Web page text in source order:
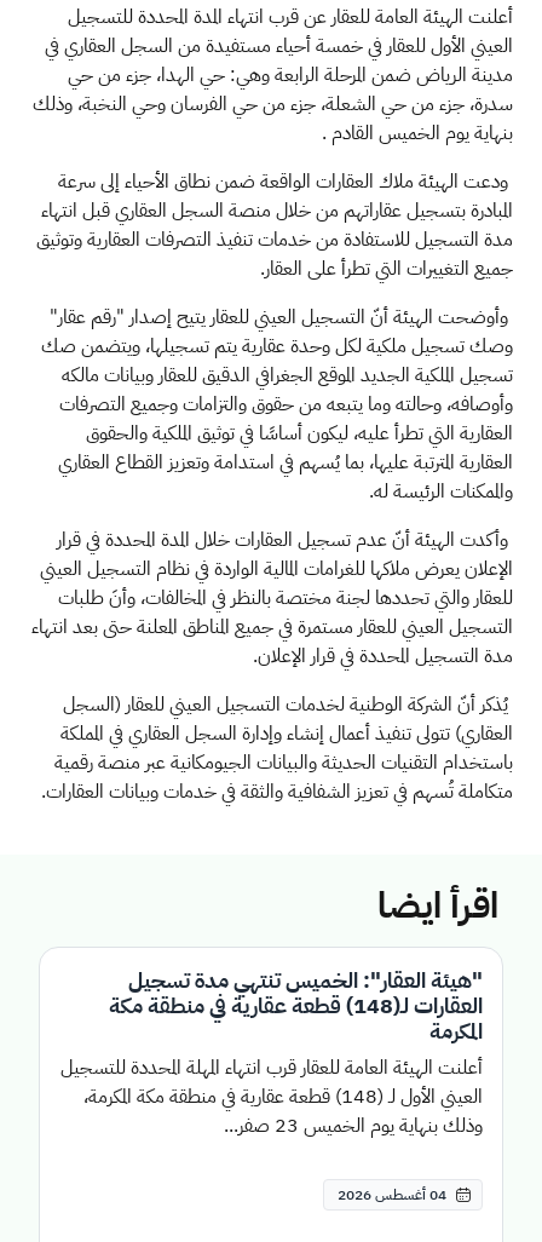
أعلنت الهيئة العامة للعقار عن قرب انتهاء المدة المحددة للتسجيل
العيني الأول للعقار في خمسة أحياء مستفيدة من السجل العقاري في
مدينة الرياض ضمن المرحلة الرابعة وهي: حي الهدا، جزء من حي
سدرة، جزء من حي الشعلة، جزء من حي الفرسان وحي النخبة، وذلك
بنهاية يوم الخميس القادم .
ودعت الهيئة ملاك العقارات الواقعة ضمن نطاق الأحياء إلى سرعة
المبادرة بتسجيل عقاراتهم من خلال منصة السجل العقاري قبل انتهاء
مدة التسجيل للاستفادة من خدمات تنفيذ التصرفات العقارية وتوثيق
جميع التغييرات التي تطرأ على العقار.
وأوضحت الهيئة أنّ التسجيل العيني للعقار يتيح إصدار "رقم عقار"
وصك تسجيل ملكية لكل وحدة عقارية يتم تسجيلها، ويتضمن صك
تسجيل الملكية الجديد الموقع الجغرافي الدقيق للعقار وبيانات مالكه
وأوصافه، وحالته وما يتبعه من حقوق والتزامات وجميع التصرفات
العقارية التي تطرأ عليه، ليكون أساسًا في توثيق الملكية والحقوق
العقارية المترتبة عليها، بما يُسهم في استدامة وتعزيز القطاع العقاري
والممكنات الرئيسة له.
وأكدت الهيئة أنّ عدم تسجيل العقارات خلال المدة المحددة في قرار
الإعلان يعرض ملاكها للغرامات المالية الواردة في نظام التسجيل العيني
للعقار والتي تحددها لجنة مختصة بالنظر في المخالفات، وأنَ طلبات
التسجيل العيني للعقار مستمرة في جميع المناطق المعلنة حتى بعد انتهاء
مدة التسجيل المحددة في قرار الإعلان.
يُذكر أنّ الشركة الوطنية لخدمات التسجيل العيني للعقار (السجل
العقاري) تتولى تنفيذ أعمال إنشاء وإدارة السجل العقاري في المملكة
باستخدام التقنيات الحديثة والبيانات الجيومكانية عبر منصة رقمية
متكاملة تُسهم في تعزيز الشفافية والثقة في خدمات وبيانات العقارات.
اقرأ ايضا
"هيئة العقار": الخميس تنتهي مدة تسجيل
العقارات لـ(148) قطعة عقارية في منطقة مكة
المكرمة
أعلنت الهيئة العامة للعقار قرب انتهاء المهلة المحددة للتسجيل
العيني الأول لـ (148) قطعة عقارية في منطقة مكة المكرمة،
وذلك بنهاية يوم الخميس 23 صفر...
04 أغسطس 2026